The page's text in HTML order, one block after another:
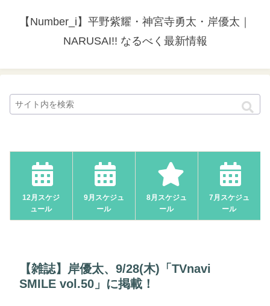
【Number_i】平野紫耀・神宮寺勇太・岸優太｜
NARUSAI!! なるべく最新情報
12月スケジ
ュール
9月スケジュ
ール
8月スケジュ
ール
7月スケジュ
ール
【雑誌】岸優太、9/28(木)「TVnavi
SMILE vol.50」に掲載！